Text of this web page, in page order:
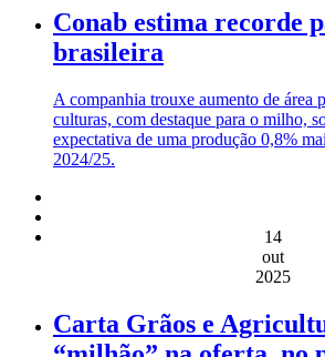
Conab estima recorde
brasileira
A companhia trouxe aumento de área
culturas, com destaque para o milho,
expectativa de uma produção 0,8%
2024/25.
14
out
2025
Carta Grãos e